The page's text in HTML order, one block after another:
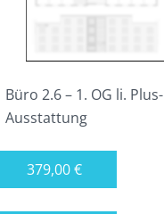
Produktseite
gewählt
werden
Büro 2.6 – 1. OG li. Plus-
Ausstattung
379,00€